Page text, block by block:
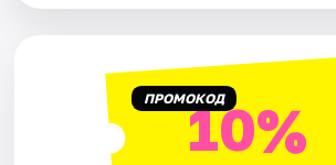
ПРОМОКОД10%